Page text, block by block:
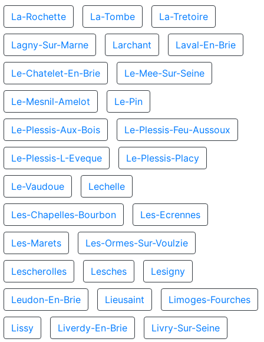
La-Rochette La-Tombe La-Tretoire
Lagny-Sur-Marne Larchant Laval-En-Brie
Le-Chatelet-En-Brie Le-Mee-Sur-Seine
Le-Mesnil-Amelot Le-Pin
Le-Plessis-Aux-Bois Le-Plessis-Feu-Aussoux
Le-Plessis-L-Eveque Le-Plessis-Placy
Le-Vaudoue Lechelle
Les-Chapelles-Bourbon Les-Ecrennes
Les-Marets Les-Ormes-Sur-Voulzie
Lescherolles Lesches Lesigny
Leudon-En-Brie Lieusaint Limoges-Fourches
Lissy Liverdy-En-Brie Livry-Sur-Seine